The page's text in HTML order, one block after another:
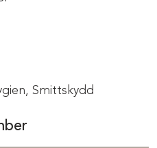
Smittskydd